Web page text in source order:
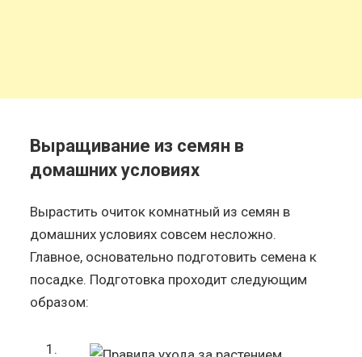
Выращивание из семян в
домашних условиях
Вырастить очиток комнатный из семян в
домашних условиях совсем несложно.
Главное, основательно подготовить семена к
посадке. Подготовка проходит следующим
образом: